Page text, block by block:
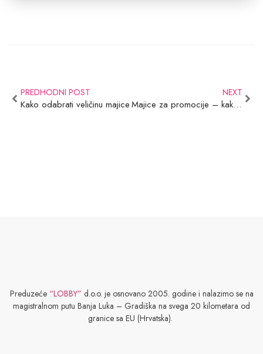
PREDHODNI POST
Kako odabrati veličinu majice
NEXT
Majice za promocije – kako odabrati najbolji model za događaje
Preduzeće “LOBBY” d.o.o. je osnovano 2005. godine i nalazimo se na
magistralnom putu Banja Luka – Gradiška na svega 20 kilometara od
granice sa EU (Hrvatska).